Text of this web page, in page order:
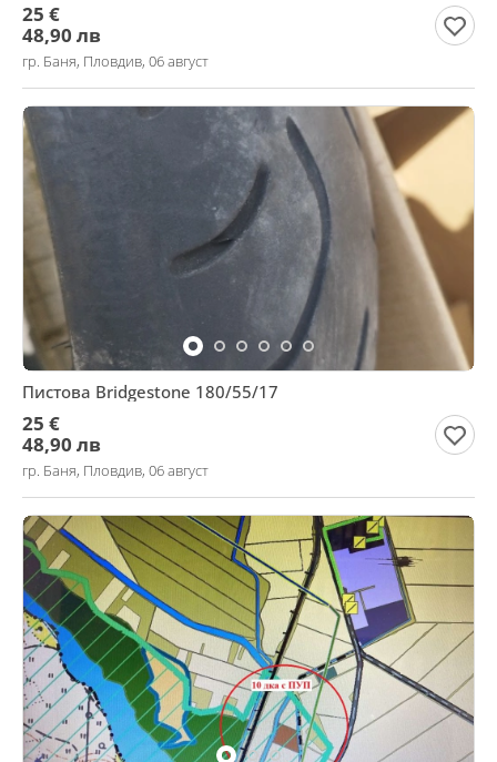
25 €
48,90 лв
гр. Баня, Пловдив, 06 август
Пистова Bridgestone 180/55/17
25 €
48,90 лв
гр. Баня, Пловдив, 06 август